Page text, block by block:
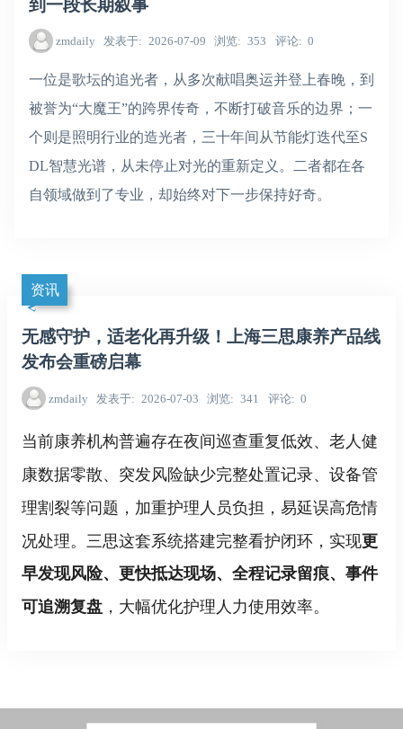
到一段长期叙事
zmdaily 发表于 2026-07-09 浏览 353 评论 0
一位是歌坛的追光者，从多次献唱奥运并登上春晚，到
被誉为“大魔王”的跨界传奇，不断打破音乐的边界；一
个则是照明行业的造光者，三十年间从节能灯迭代至S
DL智慧光谱，从未停止对光的重新定义。二者都在各
自领域做到了专业，却始终对下一步保持好奇。
资讯
无感守护，适老化再升级！上海三思康养产品线
发布会重磅启幕
zmdaily 发表于 2026-07-03 浏览 341 评论 0
当前康养机构普遍存在夜间巡查重复低效、老人健
康数据零散、突发风险缺少完整处置记录、设备管
理割裂等问题，加重护理人员负担，易延误高危情
况处理。三思这套系统搭建完整看护闭环，实现更
早发现风险、更快抵达现场、全程记录留痕、事件
可追溯复盘 ，大幅优化护理人力使用效率。